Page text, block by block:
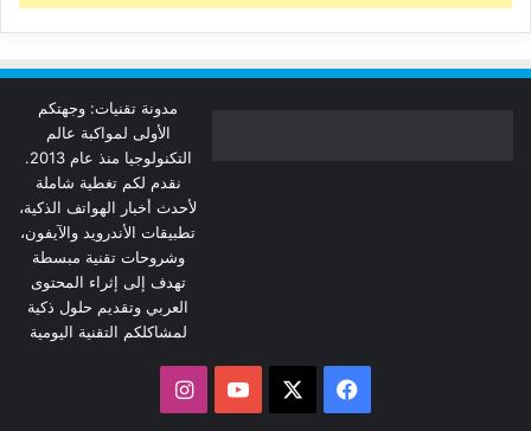
مدونة تقنيات: وجهتكم
الأولى لمواكبة عالم
التكنولوجيا منذ عام 2013.
نقدم لكم تغطية شاملة
لأحدث أخبار الهواتف الذكية،
تطبيقات الأندرويد والآيفون،
وشروحات تقنية مبسطة
تهدف إلى إثراء المحتوى
العربي وتقديم حلول ذكية
لمشاكلكم التقنية اليومية
فيسبوك ‫YouTubeانستقرام